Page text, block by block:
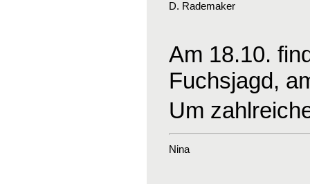
D. Rademaker
Am 18.10.
Fuchsjagd,
Um
Nina